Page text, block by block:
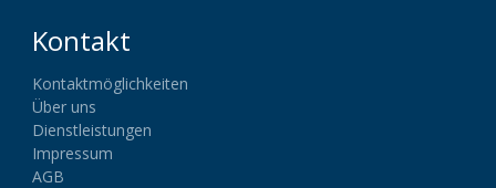
Kontakt
Kontaktmöglichkeiten
Über uns
Dienstleistungen
Impressum
AGB